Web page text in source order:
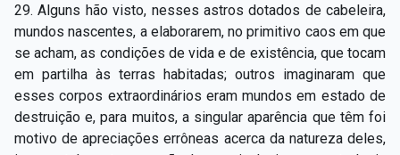
29. Alguns hão visto, nesses astros dotados de cabeleira,
mundos nascentes, a elaborarem, no primitivo caos em que
se acham, as condições de vida e de existência, que tocam
em partilha às terras habitadas; outros imaginaram que
esses corpos extraordinários eram mundos em estado de
destruição e, para muitos, a singular aparência que têm foi
motivo de apreciações errôneas acerca da natureza deles,